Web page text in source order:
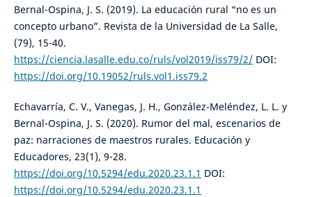
Bernal-Ospina, J. S. (2019). La educación rural “no es un
concepto urbano”. Revista de la Universidad de La Salle,
(79), 15-40.
https://ciencia.lasalle.edu.co/ruls/vol2019/iss79/2/DOI:
https://doi.org/10.19052/ruls.vol1.iss79.2
Echavarría, C. V., Vanegas, J. H., González-Meléndez, L. L. y
Bernal-Ospina, J. S. (2020). Rumor del mal, escenarios de
paz: narraciones de maestros rurales. Educación y
Educadores, 23(1), 9-28.
https://doi.org/10.5294/edu.2020.23.1.1 DOI:
https://doi.org/10.5294/edu.2020.23.1.1